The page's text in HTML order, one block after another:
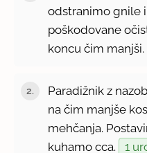
odstranimo gnile
poškodovane
koncu čim manjši.
Paradižnik z
na čim manjše
mehčanja.
kuhamo cca.
1